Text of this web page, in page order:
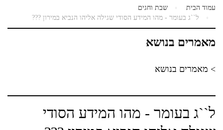
עמוד הבית
שבת וחגים
ל``ג בעומר - מהו המידע הסודי שגילה אליהו הנביא במירון ???
מאמרים בנושא
> מאמרים בנושא
ל``ג בעומר - מהו המידע הסודי